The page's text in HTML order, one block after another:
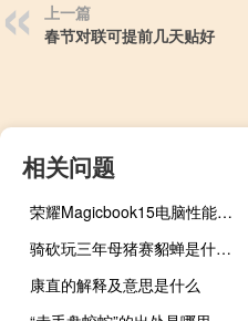
上一篇
春节对联可提前几天贴好
相关问题
荣耀Magicbook15电脑性能分析（发布搭载第十代英特尔酷睿处理器的荣耀MagicBook 15）
骑砍玩三年母猪赛貂蝉是什么梗什么梗
康直的解释及意思是什么